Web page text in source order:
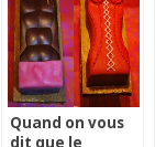
Quand on vous
dit que le